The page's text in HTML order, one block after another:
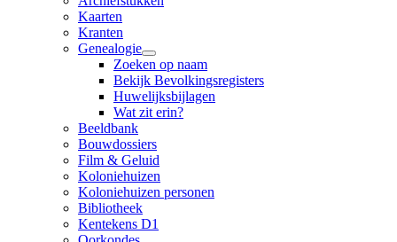
Kaarten
Kranten
Genealogie
Zoeken op naam
Bekijk Bevolkingsregisters
Huwelijksbijlagen
Wat zit erin?
Beeldbank
Bouwdossiers
Film & Geluid
Koloniehuizen
Koloniehuizen personen
Bibliotheek
Kentekens D1